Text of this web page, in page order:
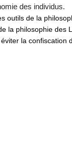
des individus.
outils de la
la philosophie
la confiscation